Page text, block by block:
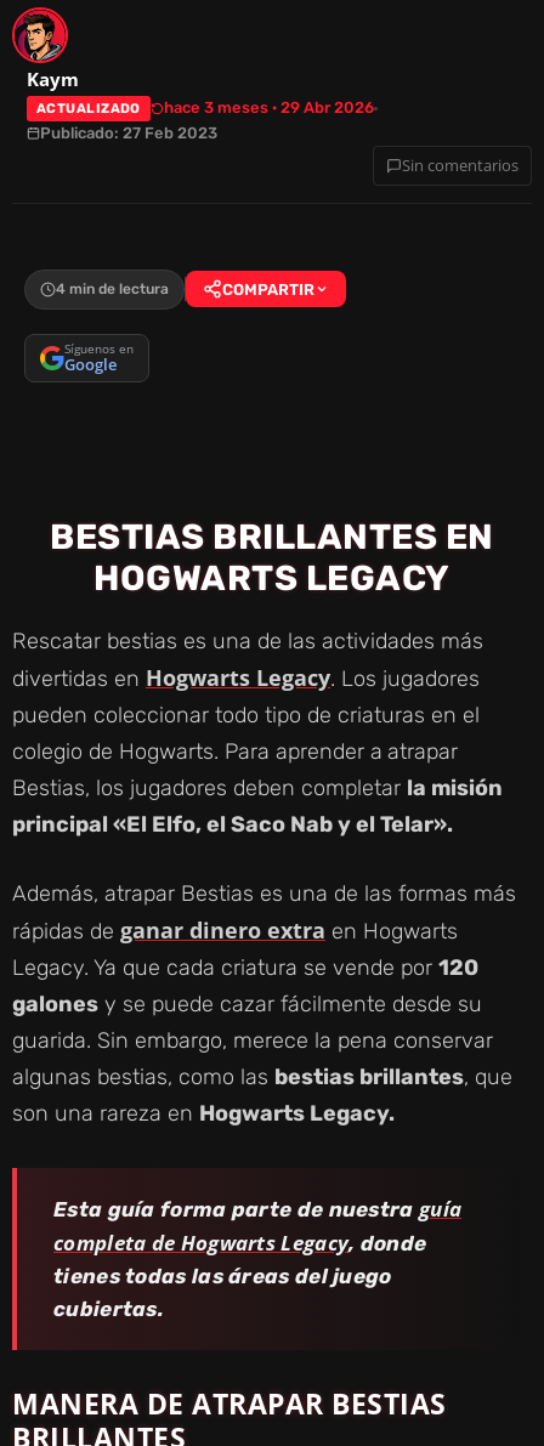
Kaym
ACTUALIZADO
hace 3 meses · 29 Abr 2026
Publicado: 27 Feb 2023
Sin comentarios
4 min de lectura COMPARTIR
Síguenos en
Google
BESTIAS BRILLANTES EN
HOGWARTS LEGACY
Rescatar bestias es una de las actividades más
divertidas en Hogwarts Legacy. Los jugadores
pueden coleccionar todo tipo de criaturas en el
colegio de Hogwarts. Para aprender a atrapar
Bestias, los jugadores deben completar la misión
principal «El Elfo, el Saco Nab y el Telar».
Además, atrapar Bestias es una de las formas más
rápidas de ganar dinero extra en Hogwarts
Legacy. Ya que cada criatura se vende por 120
galones y se puede cazar fácilmente desde su
guarida. Sin embargo, merece la pena conservar
algunas bestias, como las bestias brillantes, que
son una rareza en Hogwarts Legacy.
Esta guía forma parte de nuestra guía
completa de Hogwarts Legacy, donde
tienes todas las áreas del juego
cubiertas.
MANERA DE ATRAPAR BESTIAS
BRILLANTES